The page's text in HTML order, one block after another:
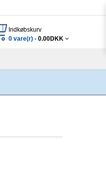
Indkøbskurv
0 vare(r) - 0.00DKK